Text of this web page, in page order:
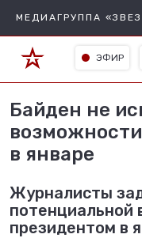
МЕДИАГРУППА
ЭФИР
Байден не
в январе
Журналисты
потенциальной
президентом в